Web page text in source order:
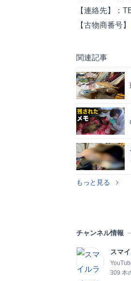
【連絡先】：
【古物商番号
関連記事
もっと見る
チャンネル情報
スマ
309 本